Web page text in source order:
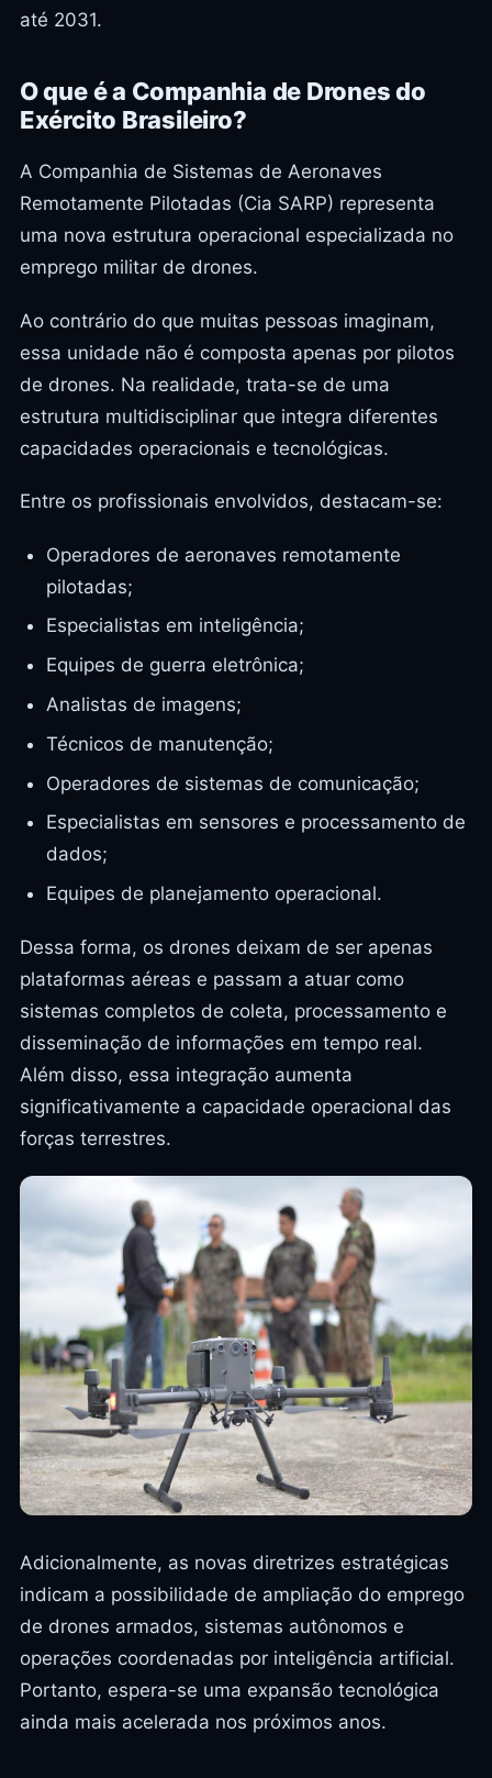
até 2031.
O que é a Companhia de Drones do
Exército Brasileiro?
A Companhia de Sistemas de Aeronaves
Remotamente Pilotadas (Cia SARP) representa
uma nova estrutura operacional especializada no
emprego militar de drones.
Ao contrário do que muitas pessoas imaginam,
essa unidade não é composta apenas por pilotos
de drones. Na realidade, trata-se de uma
estrutura multidisciplinar que integra diferentes
capacidades operacionais e tecnológicas.
Entre os profissionais envolvidos, destacam-se:
Operadores de aeronaves remotamente
pilotadas;
Especialistas em inteligência;
Equipes de guerra eletrônica;
Analistas de imagens;
Técnicos de manutenção;
Operadores de sistemas de comunicação;
Especialistas em sensores e processamento de
dados;
Equipes de planejamento operacional.
Dessa forma, os drones deixam de ser apenas
plataformas aéreas e passam a atuar como
sistemas completos de coleta, processamento e
disseminação de informações em tempo real.
Além disso, essa integração aumenta
significativamente a capacidade operacional das
forças terrestres.
Adicionalmente, as novas diretrizes estratégicas
indicam a possibilidade de ampliação do emprego
de drones armados, sistemas autônomos e
operações coordenadas por inteligência artificial.
Portanto, espera-se uma expansão tecnológica
ainda mais acelerada nos próximos anos.